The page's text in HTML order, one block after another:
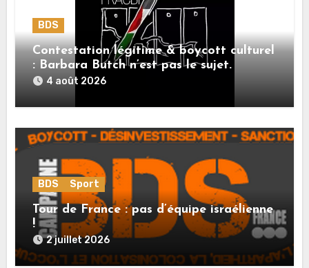
BDS
Contestation légitime & boycott culturel
: Barbara Butch n’est pas le sujet.
4 août 2026
BDS Sport
Tour de France : pas d’équipe israélienne
!
2 juillet 2026